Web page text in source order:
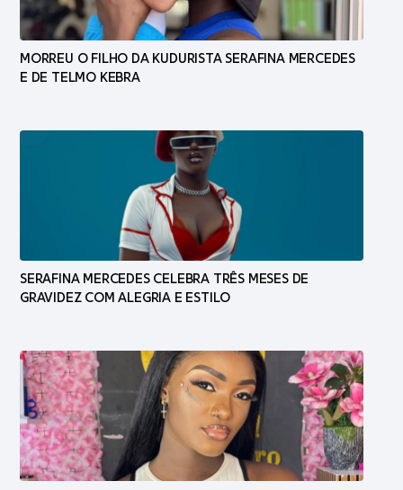
MORREU O FILHO DA KUDURISTA SERAFINA MERCEDES
E DE TELMO KEBRA
SERAFINA MERCEDES CELEBRA TRÊS MESES DE
GRAVIDEZ COM ALEGRIA E ESTILO